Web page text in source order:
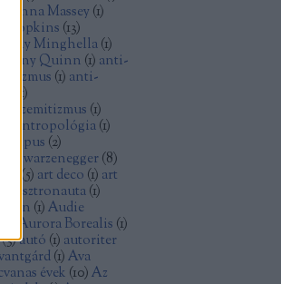
Anna Massey (1)
Hopkins (13)
Minghella(1)
Quinn (1) anti-
(1) anti-
1)
antiszemitizmus (1)
antropológia(1)
(2)
(8)
(5) art deco (1) art
asztronauta(1)
(1)Audie
Aurora Borealis (1)
(3)autó (1) autoriter
(1)Ava
évek (10)Az